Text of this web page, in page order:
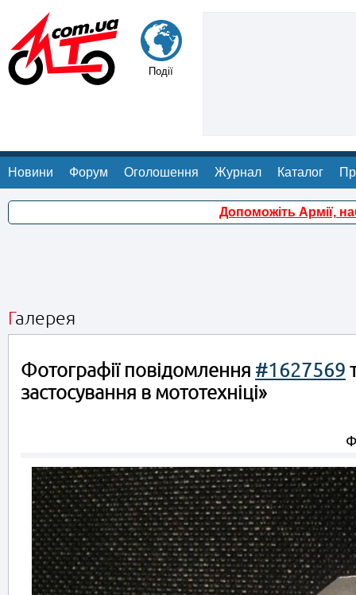
Події
Новини Форум Оголошення Журнал Каталог
Допоможіть Армії,
Галерея
Фотографії повідомлення #1627569
застосування в мототехніці»